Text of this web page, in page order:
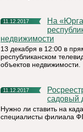
11.12.2017
На «Юргане» расскажут и ответят на вопросы жителей
недвижимости
13 декабря в 12:00 в
республиканском
объектов недвижимости.
11.12.2017
Росреестр разъясняет: как поставить на кадастровый учет
садовый
Нужно ли ставить на
специалисты филиала